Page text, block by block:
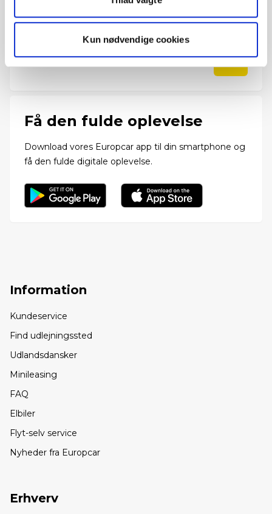
Kun nødvendige cookies
seneste nyheder samt gode tilbud og rabatter.
Få den fulde oplevelse
Download vores Europcar app til din smartphone og
få den fulde digitale oplevelse.
Information
Kundeservice
Find udlejningssted
Udlandsdansker
Minileasing
FAQ
Elbiler
Flyt-selv service
Nyheder fra Europcar
Erhverv